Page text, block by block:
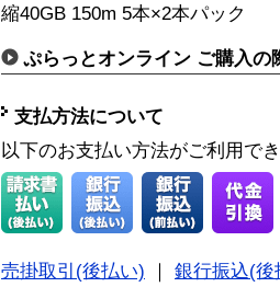
縮40GB 150m 5本×2本パック
ぷらっとオンライン ご購入の
支払方法について
以下のお支払い方法がご利用で
売掛取引(後払い)
銀行振込(後